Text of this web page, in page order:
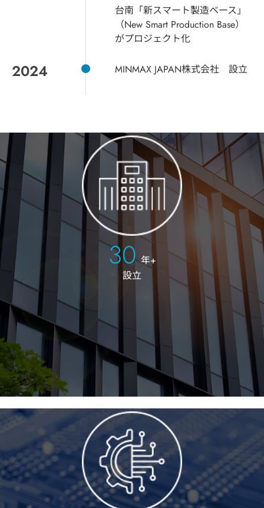
台南「新スマート製造ベース」
（New Smart Production Base）
がプロジェクト化
2024 MINMAX JAPAN株式会社 設立
30 年+
設立